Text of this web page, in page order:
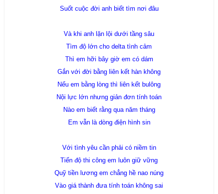
Suốt cuộc đời anh biết tìm nơi đâu
Và khi anh lặn lội dưới tầng sâu
Tìm độ lớn cho delta tình cảm
Thì em hỡi bây giờ em có dám
Gắn với đời bằng liên kết hàn không
Nếu em bằng lòng thì liên kết bulông
Nội lực lớn nhưng giản đơn tính toán
Nào em biết rằng qua năm tháng
Em vẫn là dòng điện hình sin
Với tình yêu cần phải có niềm tin
Tiến độ thi công em luôn giữ vững
Quỹ tiền lương em chẳng hề nao núng
Vào giá thành đưa tính toán không sai